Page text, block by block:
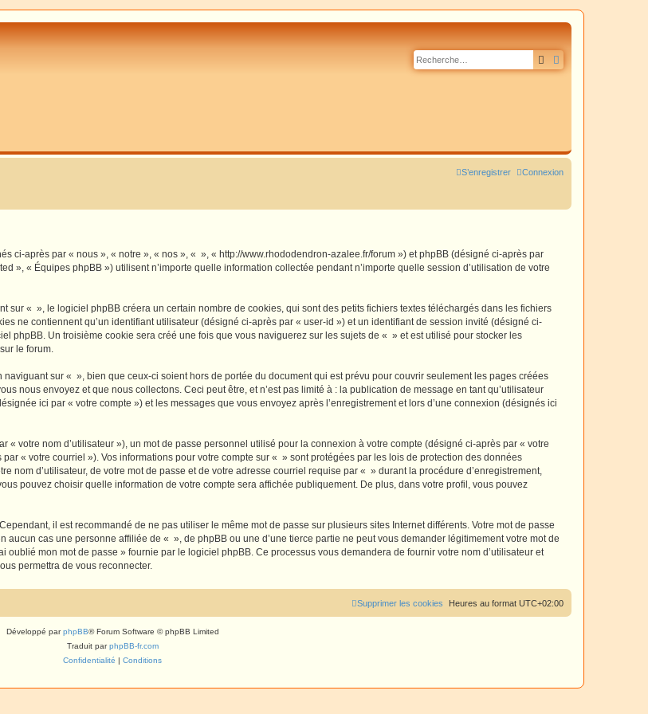
Rechercher
Connexion
S’enregistrer
ci-après par « nous », « notre », « nos », « », « http://www.rhododendron-azalee.fr/forum ») et phpBB (désigné ci-après par
», « Équipes phpBB ») utilisent n’importe quelle information collectée pendant n’importe quelle session d’utilisation de votre
sur « », le logiciel phpBB créera un certain nombre de cookies, qui sont des petits fichiers textes téléchargés dans les fichiers
ne contiennent qu’un identifiant utilisateur (désigné ci-après par « user-id ») et un identifiant de session invité (désigné ci-
phpBB. Un troisième cookie sera créé une fois que vous naviguerez sur les sujets de « » et est utilisé pour stocker les
le forum.
sur « », bien que ceux-ci soient hors de portée du document qui est prévu pour couvrir seulement les pages créées
nous envoyez et que nous collectons. Ceci peut être, et n’est pas limité à : la publication de message en tant qu’utilisateur
ici par « votre compte ») et les messages que vous envoyez après l’enregistrement et lors d’une connexion (désignés ici
votre nom d’utilisateur »), un mot de passe personnel utilisé pour la connexion à votre compte (désigné ci-après par « votre
« votre courriel »). Vos informations pour votre compte sur « » sont protégées par les lois de protection des données
nom d’utilisateur, de votre mot de passe et de votre adresse courriel requise par « » durant la procédure d’enregistrement,
pouvez choisir quelle information de votre compte sera affichée publiquement. De plus, dans votre profil, vous pouvez
il est recommandé de ne pas utiliser le même mot de passe sur plusieurs sites Internet différents. Votre mot de passe
cas une personne affiliée de « », de phpBB ou une d’une tierce partie ne peut vous demander légitimement votre mot de
oublié mon mot de passe » fournie par le logiciel phpBB. Ce processus vous demandera de fournir votre nom d’utilisateur et
permettra de vous reconnecter.
Heures au format UTC+02:00
Supprimer les cookies
Développé parphpBB® Forum Software © phpBB Limited
Traduit parphpBB-fr.com
Confidentialité | Conditions